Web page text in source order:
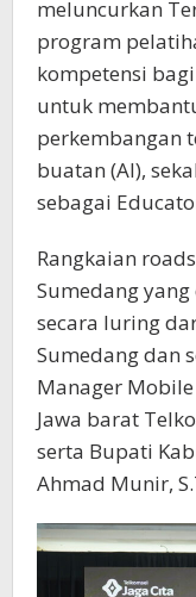
meluncurkan
program
kompetensi
untuk
perkembangan
buatan (AI),
sebagai
Rangkaian
Sumedang
secara luring
Sumedang dan
Manager Mobile
Jawa barat
serta Bupati
Ahmad Munir,